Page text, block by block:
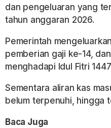
dan pengeluaran yang
tahun anggaran 2026.
Pemerintah
pemberian gaji ke-14,
menghadapi Idul Fitri
Sementara aliran kas
belum terpenuhi, hingga
Baca Juga